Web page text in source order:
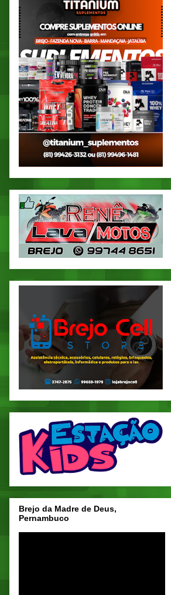
Brejo da Madre de Deus,
Pernambuco